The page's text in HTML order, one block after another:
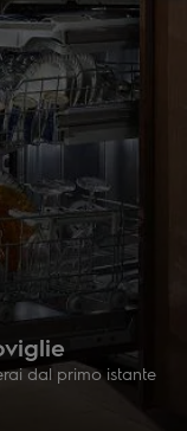
dal primo istante